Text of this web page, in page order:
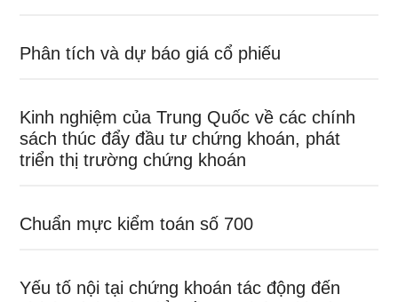
Phân tích và dự báo giá cổ phiếu
Kinh nghiệm của Trung Quốc về các chính
sách thúc đẩy đầu tư chứng khoán, phát
triển thị trường chứng khoán
Chuẩn mực kiểm toán số 700
Yếu tố nội tại chứng khoán tác động đến